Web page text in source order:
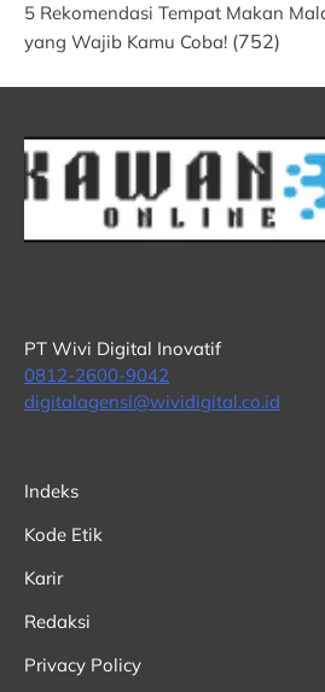
5 Rekomendasi Tempat Makan
yang Wajib Kamu Coba! (752)
PT Wivi Digital Inovatif
0812-2600-9042
digitalagensi@wividigital.co.id
Indeks
Kode Etik
Karir
Redaksi
Privacy Policy